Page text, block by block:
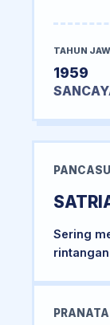
TAHUN
1959
Sering